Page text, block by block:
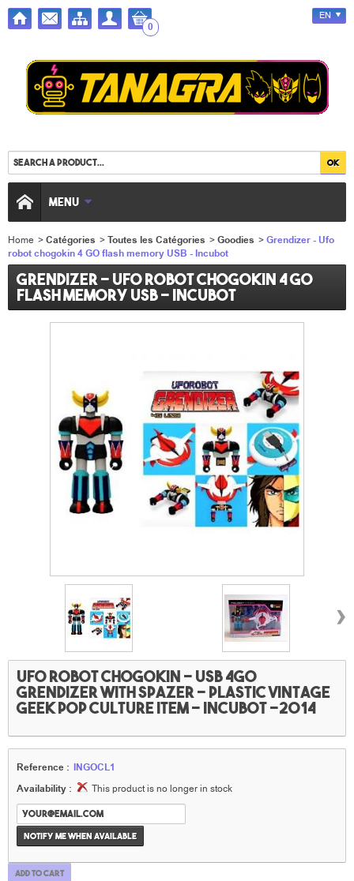
0
EN
MENU
Home >Catégories >Toutes les Catégories >Goodies >Grendizer - Ufo
robot chogokin 4 GO flash memory USB - Incubot
Grendizer - Ufo robot chogokin 4 GO
flash memory USB - Incubot
›
UFO Robot chogokin - USB 4GO
Grendizer with spazer - Plastic vintage
geek pop culture item - Incubot -2014
Reference : INGOCL1
Availability :
This product is no longer in stock
Notify me when available
Add to cart